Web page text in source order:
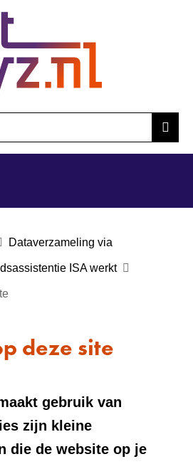
de
inhoud
Dataverzameling via
ISA werkt
deze site
gebruik van
zijn kleine
die de website op je